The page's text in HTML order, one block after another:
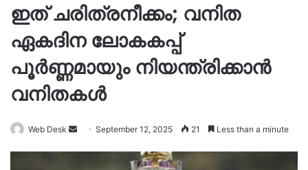
ഇത് ചരിത്രനീക്കം; വനിത
ഏകദിന ലോകകപ്പ്
പൂർണ്ണമായും നിയന്ത്രിക്കാൻ
വനിതകൾ
Web Desk
SendSeptember 12, 2025 21 Less than a minute